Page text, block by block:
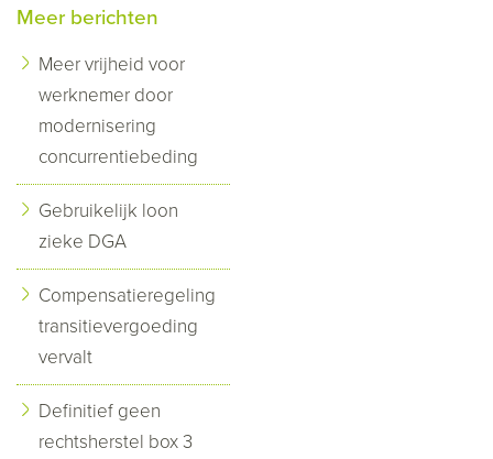
Meer berichten
Meer vrijheid voor
werknemer door
modernisering
concurrentiebeding
Gebruikelijk loon
zieke DGA
Compensatieregeling
transitievergoeding
vervalt
Definitief geen
rechtsherstel box 3